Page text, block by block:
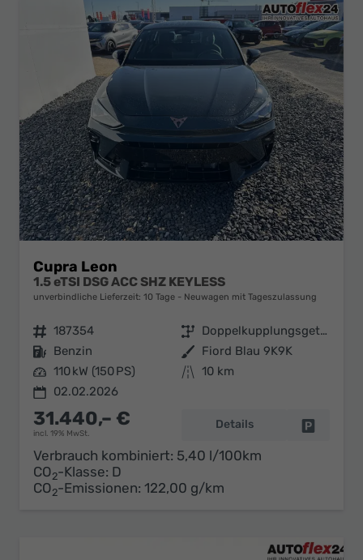
Cupra Leon
1.5 eTSI DSG ACC SHZ KEYLESS
unverbindliche Lieferzeit: 10 Tage Neuwagen mit Tageszulassung
Fahrzeugnr. 187354 Getriebe
Doppelkupplungsgetriebe (DSG)
Kraftstoff Benzin Außenfarbe Fiord Blau 9K9K
Leistung 110 kW (150 PS) Kilometerstand 10 km
02.02.2026
31.440,– €
incl. 19% MwSt.
Details
Verbrauch kombiniert: 5,40 l/100km
CO2-Klasse: D
CO2-Emissionen: 122,00 g/km